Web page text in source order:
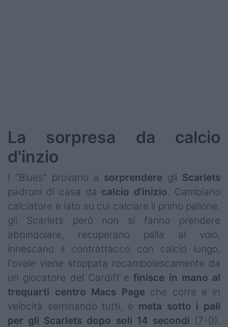
La sorpresa da calcio
d'inzio
I “Blues” provano a sorprendere gli Scarlets
padroni di casa da calcio d'inizio. Cambiano
calciatore e lato su cui calciare il primo pallone,
gli Scarlets però non si fanno prendere
abbindolare, recuperano palla al volo,
innescano il contrattacco con calcio lungo,
l'ovale viene stoppata rocambolescamente da
un giocatore del Cardiff efinisce in mano al
trequarti centro Macs Page che corre e in
velocità seminando tutti, è meta sotto i pali
per gli Scarlets dopo soli 14 secondi (7-0).